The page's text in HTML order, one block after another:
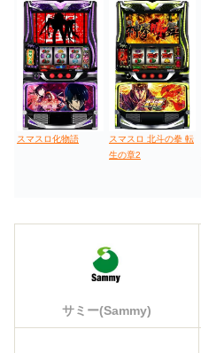
スマスロ化物語
スマスロ 北斗の拳 転
生の章2
サミー(Sammy)